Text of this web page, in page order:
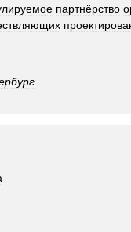
партнёрство